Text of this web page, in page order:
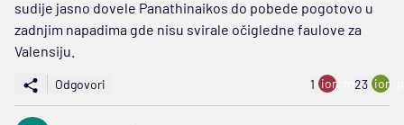
sudije jasno dovele Panathinaikos do pobede pogotovo u
zadnjim napadima gde nisu svirale očigledne faulove za
Valensiju.
Odgovori 1 ion:minus
23